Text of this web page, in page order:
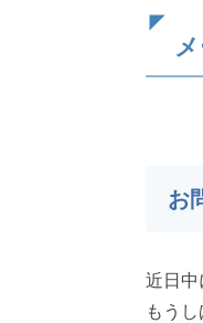
お
近日中
もう